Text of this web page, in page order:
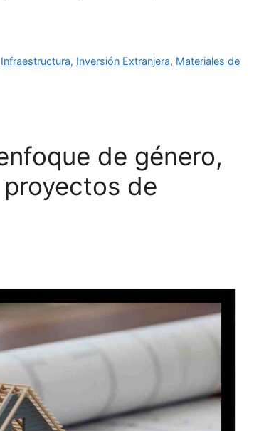
Infraestructura, Inversión Extranjera, Materiales de
de género,
de